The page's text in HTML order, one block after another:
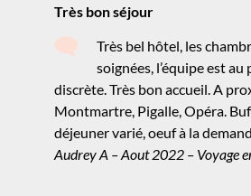
Très bon séjour
Très bel hôtel, les
soignées, l’équipe est
discrète. Très bon accueil. A
Montmartre, Pigalle, Opéra.
déjeuner varié, oeuf à la
Audrey A – Aout 2022 – Voyage